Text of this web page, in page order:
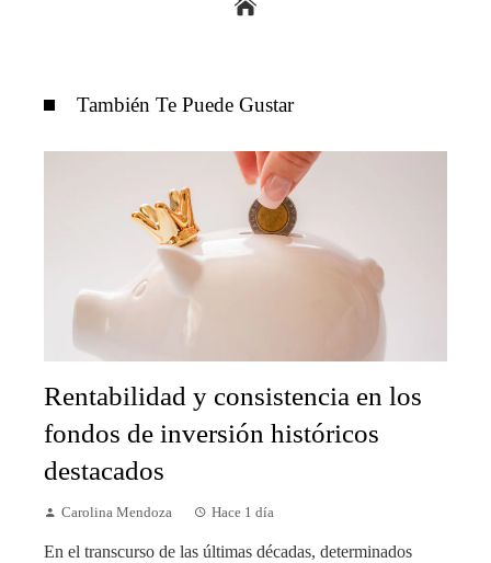
También Te Puede Gustar
Rentabilidad y consistencia en los
fondos de inversión históricos
destacados
Carolina Mendoza Hace 1 día
En el transcurso de las últimas décadas, determinados